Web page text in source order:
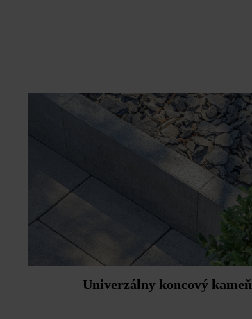
Univerzálny koncový kameň